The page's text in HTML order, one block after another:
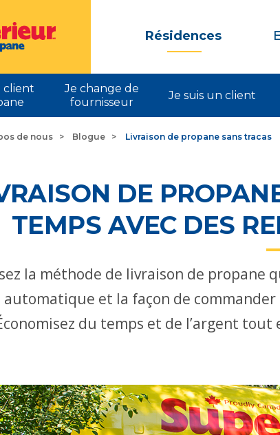
Résidences
client
Je change de
fournisseur
Je suis un client
de nous Blogue Livraison de propane sans tracas
DE
TEMPS AVEC DES
la méthode de livraison de propane
automatique et la façon de
du temps et de l’argent